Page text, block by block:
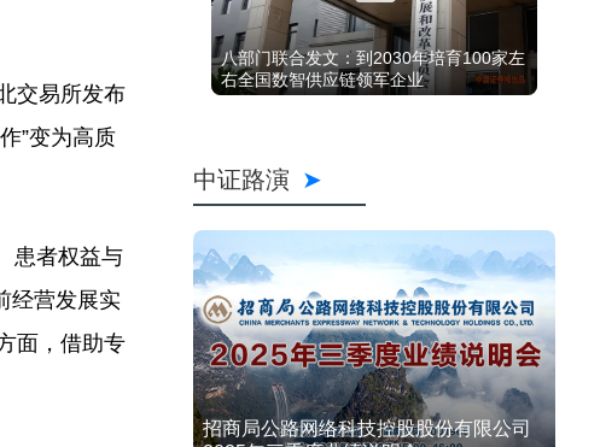
交易所发布
”变为高质
患者权益与
经营发展实
面，借助专
八部门联合发文：到2030年培育100家左
右全国数智供应链领军企业
中证路演
招商局公路网络科技控股股份有限公司